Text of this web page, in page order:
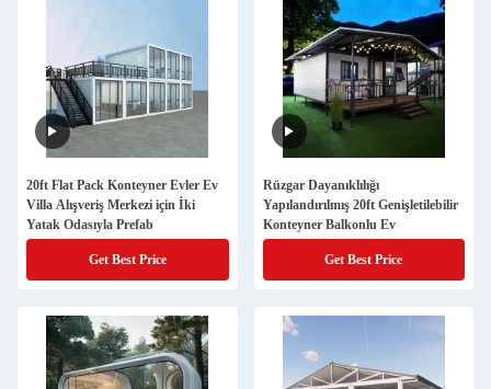
20ft Flat Pack Konteyner Evler Ev
Villa Alışveriş Merkezi için İki
Yatak Odasıyla Prefab
Get Best Price
Rüzgar Dayanıklılığı
Yapılandırılmış 20ft Genişletilebilir
Konteyner Balkonlu Ev
Get Best Price